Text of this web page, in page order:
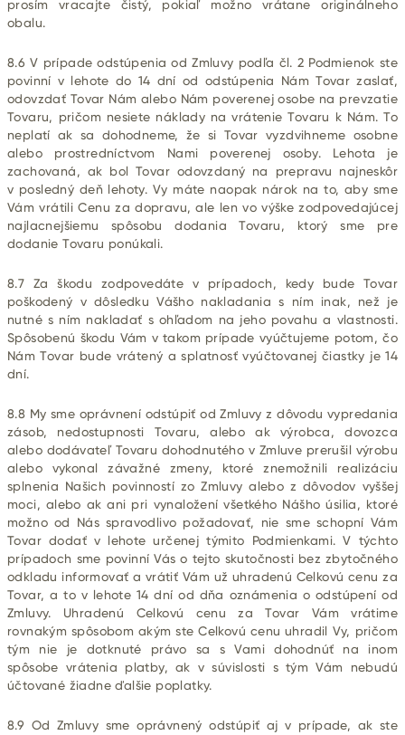
prosím vracajte čistý, pokiaľ možno vrátane originálneho
obalu.
8.6 V prípade odstúpenia od Zmluvy podľa čl. 2 Podmienok ste
povinní v lehote do 14 dní od odstúpenia Nám Tovar zaslať,
odovzdať Tovar Nám alebo Nám poverenej osobe na prevzatie
Tovaru, pričom nesiete náklady na vrátenie Tovaru k Nám. To
neplatí ak sa dohodneme, že si Tovar vyzdvihneme osobne
alebo prostredníctvom Nami poverenej osoby. Lehota je
zachovaná, ak bol Tovar odovzdaný na prepravu najneskôr
v posledný deň lehoty. Vy máte naopak nárok na to, aby sme
Vám vrátili Cenu za dopravu, ale len vo výške zodpovedajúcej
najlacnejšiemu spôsobu dodania Tovaru, ktorý sme pre
dodanie Tovaru ponúkali.
8.7 Za škodu zodpovedáte v prípadoch, kedy bude Tovar
poškodený v dôsledku Vášho nakladania s ním inak, než je
nutné s ním nakladať s ohľadom na jeho povahu a vlastnosti.
Spôsobenú škodu Vám v takom prípade vyúčtujeme potom, čo
Nám Tovar bude vrátený a splatnosť vyúčtovanej čiastky je 14
dní.
8.8 My sme oprávnení odstúpiť od Zmluvy z dôvodu vypredania
zásob, nedostupnosti Tovaru, alebo ak výrobca, dovozca
alebo dodávateľ Tovaru dohodnutého v Zmluve prerušil výrobu
alebo vykonal závažné zmeny, ktoré znemožnili realizáciu
splnenia Našich povinností zo Zmluvy alebo z dôvodov vyššej
moci, alebo ak ani pri vynaložení všetkého Nášho úsilia, ktoré
možno od Nás spravodlivo požadovať, nie sme schopní Vám
Tovar dodať v lehote určenej týmito Podmienkami. V týchto
prípadoch sme povinní Vás o tejto skutočnosti bez zbytočného
odkladu informovať a vrátiť Vám už uhradenú Celkovú cenu za
Tovar, a to v lehote 14 dní od dňa oznámenia o odstúpení od
Zmluvy. Uhradenú Celkovú cenu za Tovar Vám vrátime
rovnakým spôsobom akým ste Celkovú cenu uhradil Vy, pričom
tým nie je dotknuté právo sa s Vami dohodnúť na inom
spôsobe vrátenia platby, ak v súvislosti s tým Vám nebudú
účtované žiadne ďalšie poplatky.
8.9 Od Zmluvy sme oprávnený odstúpiť aj v prípade, ak ste